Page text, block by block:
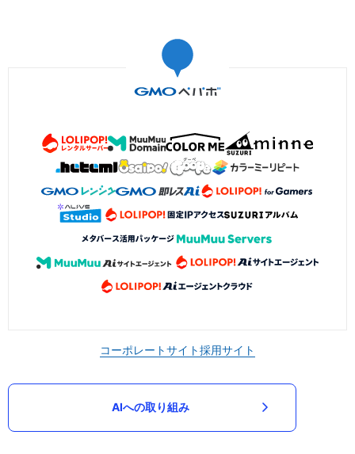
コーポレートサイト採用サイト
AIへの取り組み